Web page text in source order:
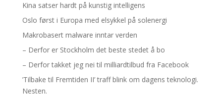
Kina satser hardt på kunstig intelligens
Oslo først i Europa med elsykkel på solenergi
Makrobasert malware inntar verden
– Derfor er Stockholm det beste stedet å bo
– Derfor takket jeg nei til milliardtilbud fra Facebook
’Tilbake til Fremtiden II’ traff blink om dagens teknologi.
Nesten.